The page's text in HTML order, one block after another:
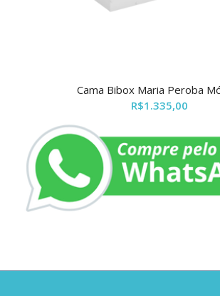
Cama Bibox Maria Peroba
R$1.335,00